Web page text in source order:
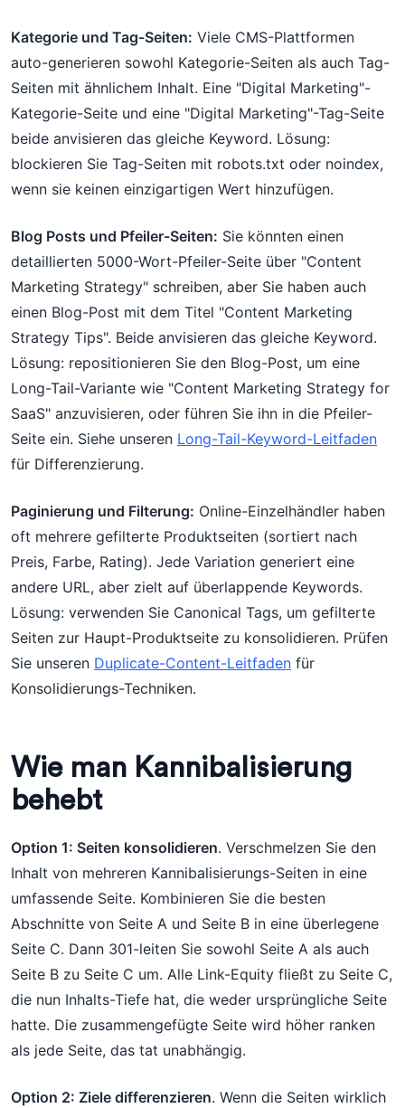
Kategorie und Tag-Seiten: Viele CMS-Plattformen
auto-generieren sowohl Kategorie-Seiten als auch Tag-
Seiten mit ähnlichem Inhalt. Eine "Digital Marketing"-
Kategorie-Seite und eine "Digital Marketing"-Tag-Seite
beide anvisieren das gleiche Keyword. Lösung:
blockieren Sie Tag-Seiten mit robots.txt oder noindex,
wenn sie keinen einzigartigen Wert hinzufügen.
Blog Posts und Pfeiler-Seiten: Sie könnten einen
detaillierten 5000-Wort-Pfeiler-Seite über "Content
Marketing Strategy" schreiben, aber Sie haben auch
einen Blog-Post mit dem Titel "Content Marketing
Strategy Tips". Beide anvisieren das gleiche Keyword.
Lösung: repositionieren Sie den Blog-Post, um eine
Long-Tail-Variante wie "Content Marketing Strategy for
SaaS" anzuvisieren, oder führen Sie ihn in die Pfeiler-
Seite ein. Siehe unseren Long-Tail-Keyword-Leitfaden
für Differenzierung.
Paginierung und Filterung: Online-Einzelhändler haben
oft mehrere gefilterte Produktseiten (sortiert nach
Preis, Farbe, Rating). Jede Variation generiert eine
andere URL, aber zielt auf überlappende Keywords.
Lösung: verwenden Sie Canonical Tags, um gefilterte
Seiten zur Haupt-Produktseite zu konsolidieren. Prüfen
Sie unseren Duplicate-Content-Leitfaden für
Konsolidierungs-Techniken.
Wie man Kannibalisierung
behebt
Option 1: Seiten konsolidieren. Verschmelzen Sie den
Inhalt von mehreren Kannibalisierungs-Seiten in eine
umfassende Seite. Kombinieren Sie die besten
Abschnitte von Seite A und Seite B in eine überlegene
Seite C. Dann 301-leiten Sie sowohl Seite A als auch
Seite B zu Seite C um. Alle Link-Equity fließt zu Seite C,
die nun Inhalts-Tiefe hat, die weder ursprüngliche Seite
hatte. Die zusammengefügte Seite wird höher ranken
als jede Seite, das tat unabhängig.
Option 2: Ziele differenzieren. Wenn die Seiten wirklich